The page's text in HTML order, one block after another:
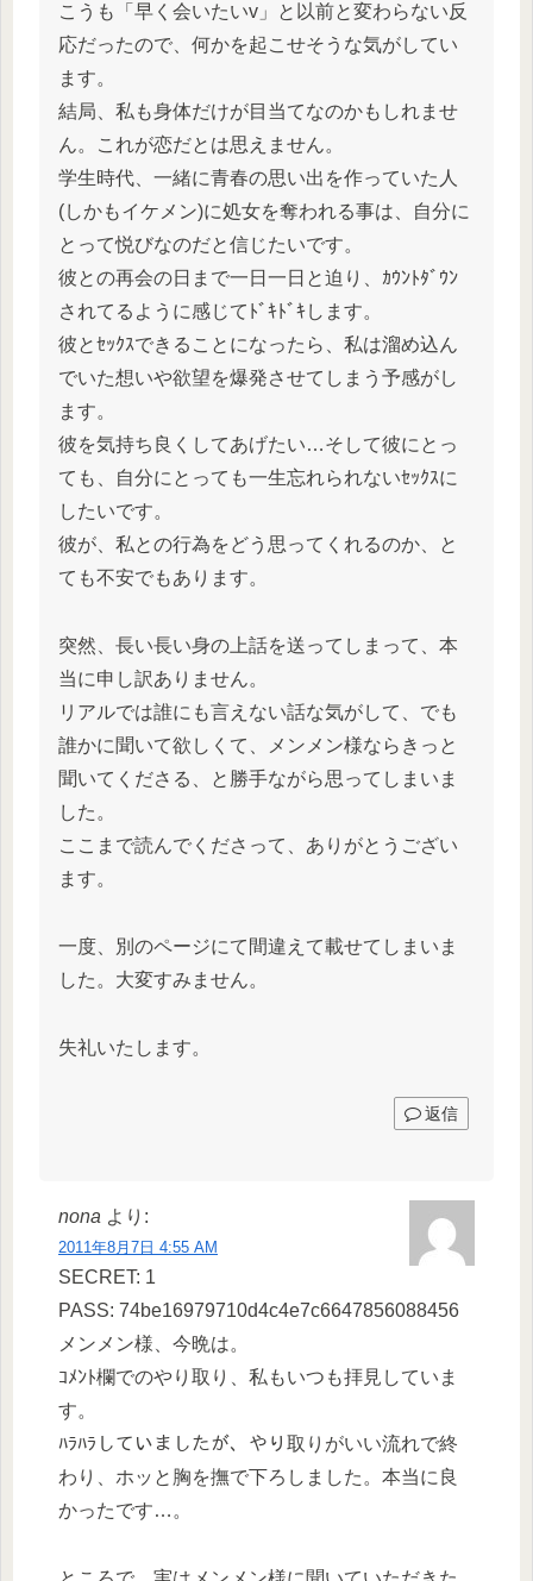
こうも「早く会いたいv」と以前と変わらない反
応だったので、何かを起こせそうな気がしてい
ます。
結局、私も身体だけが目当てなのかもしれませ
ん。これが恋だとは思えません。
学生時代、一緒に青春の思い出を作っていた人
(しかもイケメン)に処女を奪われる事は、自分に
とって悦びなのだと信じたいです。
彼との再会の日まで一日一日と迫り、ｶｳﾝﾄﾀﾞｳﾝ
されてるように感じてﾄﾞｷﾄﾞｷします。
彼とｾｯｸｽできることになったら、私は溜め込ん
でいた想いや欲望を爆発させてしまう予感がし
ます。
彼を気持ち良くしてあげたい…そして彼にとっ
ても、自分にとっても一生忘れられないｾｯｸｽに
したいです。
彼が、私との行為をどう思ってくれるのか、と
ても不安でもあります。
突然、長い長い身の上話を送ってしまって、本
当に申し訳ありません。
リアルでは誰にも言えない話な気がして、でも
誰かに聞いて欲しくて、メンメン様ならきっと
聞いてくださる、と勝手ながら思ってしまいま
した。
ここまで読んでくださって、ありがとうござい
ます。
一度、別のページにて間違えて載せてしまいま
した。大変すみません。
失礼いたします。
返信
nona より:
2011年8月7日 4:55 AM
SECRET: 1
PASS: 74be16979710d4c4e7c6647856088456
メンメン様、今晩は。
ｺﾒﾝﾄ欄でのやり取り、私もいつも拝見していま
す。
ﾊﾗﾊﾗしていましたが、やり取りがいい流れで終
わり、ホッと胸を撫で下ろしました。本当に良
かったです…。